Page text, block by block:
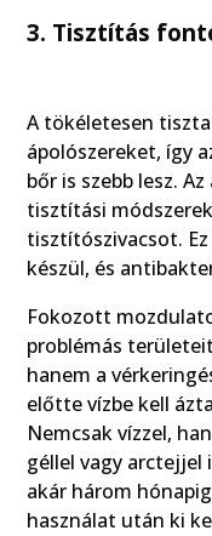
3. Tisztítás
A tökéletesen
ápolószereket, így
bőr is szebb lesz.
tisztítási
tisztítószivacsot.
készül, és
Fokozott
problémás
hanem a
előtte vízbe kell
Nemcsak vízzel,
géllel vagy arctejjel
akár három
használat után ki